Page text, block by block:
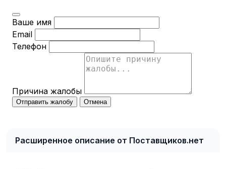
Ваше имя
Email
Телефон
Причина жалобы
Отправить жалобу Отмена
Расширенное описание от Поставщиков.нет